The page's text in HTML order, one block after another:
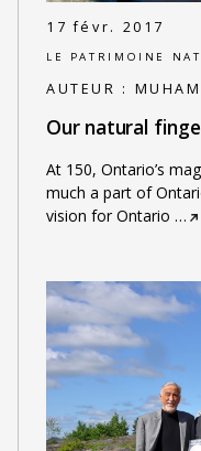
17 févr. 2017
LE PATRIMOINE
AUTEUR :
Our natural
At 150, Ontario’s
much a part of
vision for Ontario …